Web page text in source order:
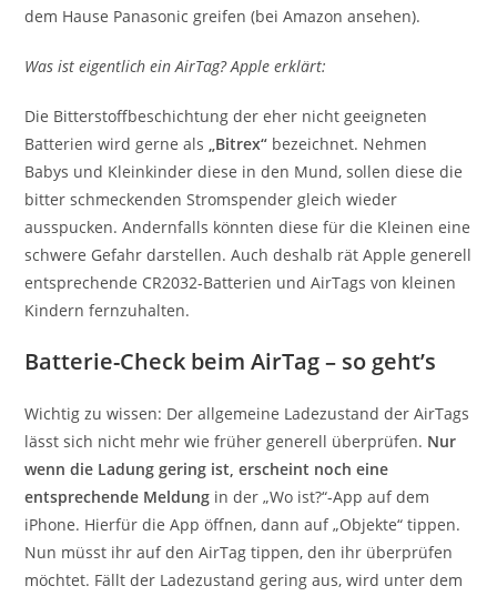
dem Hause Panasonic greifen (bei Amazon ansehen).
Was ist eigentlich ein AirTag? Apple erklärt:
Die Bitterstoffbeschichtung der eher nicht geeigneten
Batterien wird gerne als„Bitrex“ bezeichnet. Nehmen
Babys und Kleinkinder diese in den Mund, sollen diese die
bitter schmeckenden Stromspender gleich wieder
ausspucken. Andernfalls könnten diese für die Kleinen eine
schwere Gefahr darstellen. Auch deshalb rät Apple generell
entsprechende CR2032-Batterien und AirTags von kleinen
Kindern fernzuhalten.
Batterie-Check beim AirTag – so geht’s
Wichtig zu wissen: Der allgemeine Ladezustand der AirTags
lässt sich nicht mehr wie früher generell überprüfen. Nur
wenn die Ladung gering ist, erscheint noch eine
entsprechende Meldung in der „Wo ist?“-App auf dem
iPhone. Hierfür die App öffnen, dann auf „Objekte“ tippen.
Nun müsst ihr auf den AirTag tippen, den ihr überprüfen
möchtet. Fällt der Ladezustand gering aus, wird unter dem